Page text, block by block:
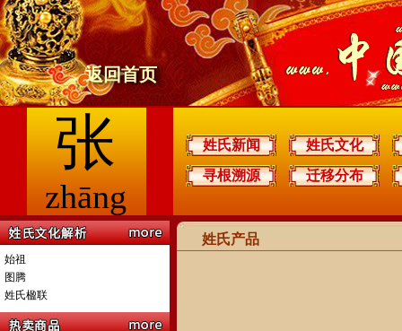
返回首页
张
zhāng
姓氏新闻
姓氏文化
寻根溯源
迁移分布
始祖
图腾
姓氏楹联
姓氏产品